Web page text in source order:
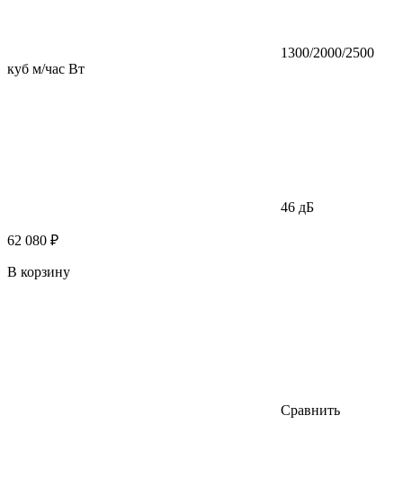
1300/2000/2500
куб м/час Вт
46 дБ
62 080 ₽
В корзину
Сравнить